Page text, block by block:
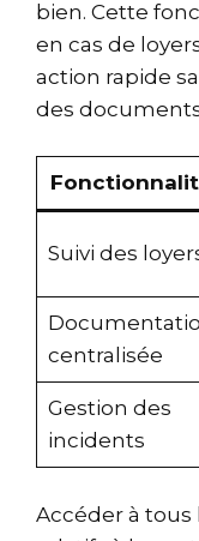
bien. Cette
en cas de
action rapide
des
Suivi des
centralisée
Gestion des
incidents
Accéder à